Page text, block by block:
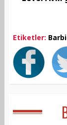
Etiketler: